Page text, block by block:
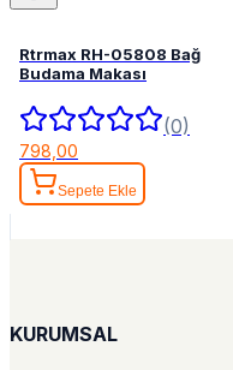
Rtrmax RH-05808 Bağ
Budama Makası
(0)
798,00
Sepete Ekle
KURUMSAL